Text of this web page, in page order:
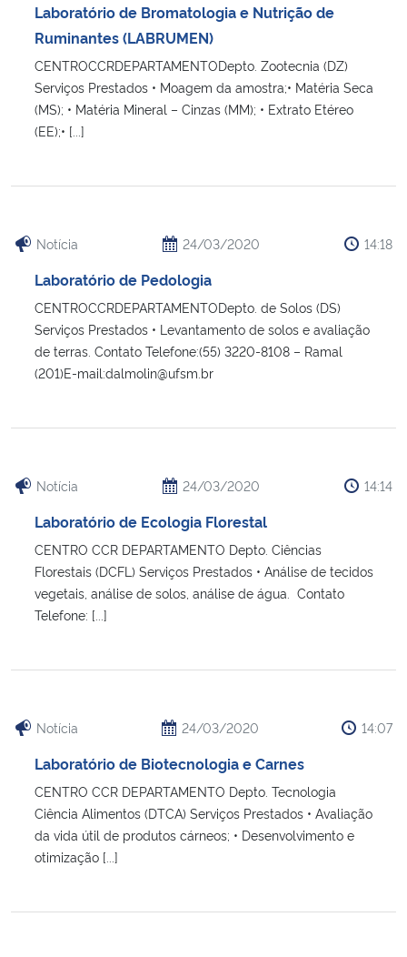
Laboratório de Bromatologia e Nutrição de
Ruminantes (LABRUMEN)
CENTROCCRDEPARTAMENTODepto. Zootecnia (DZ)
Serviços Prestados • Moagem da amostra;• Matéria Seca
(MS); • Matéria Mineral – Cinzas (MM); • Extrato Etéreo
(EE);• [...]
Notícia 24/03/2020 14:18
Laboratório de Pedologia
CENTROCCRDEPARTAMENTODepto. de Solos (DS)
Serviços Prestados • Levantamento de solos e avaliação
de terras. Contato Telefone:(55) 3220-8108 – Ramal
(201)E-mail:dalmolin@ufsm.br
Notícia 24/03/2020 14:14
Laboratório de Ecologia Florestal
CENTRO CCR DEPARTAMENTO Depto. Ciências
Florestais (DCFL) Serviços Prestados • Análise de tecidos
vegetais, análise de solos, análise de água. Contato
Telefone: [...]
Notícia 24/03/2020 14:07
Laboratório de Biotecnologia e Carnes
CENTRO CCR DEPARTAMENTO Depto. Tecnologia
Ciência Alimentos (DTCA) Serviços Prestados • Avaliação
da vida útil de produtos cárneos; • Desenvolvimento e
otimização [...]